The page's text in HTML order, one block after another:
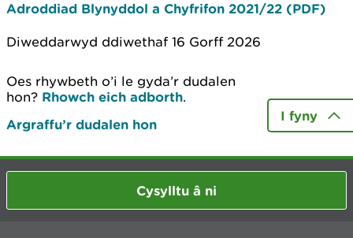
Adroddiad Blynyddol a Chyfrifon 2021/22 (PDF)
Diweddarwyd ddiwethaf 16 Gorff 2026
Oes rhywbeth o’i le gyda’r dudalen
hon? Rhowch eich adborth.
Argraffu’r dudalen hon
I fyny
Cysylltu â ni